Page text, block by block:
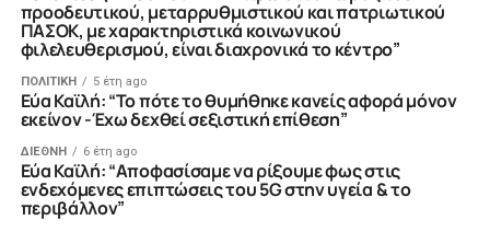
προοδευτικού, μεταρρυθμιστικού και πατριωτικού
ΠΑΣΟΚ, με χαρακτηριστικά κοινωνικού
φιλελευθερισμού, είναι διαχρονικά το κέντρο”
ΠΟΛΙΤΙΚΗ 5 έτη ago
Eύα Καϊλή: “Το πότε το θυμήθηκε κανείς αφορά μόνον
εκείνον -Έχω δεχθεί σεξιστική επίθεση”
ΔΙΕΘΝΗ 6 έτη ago
Εύα Καϊλή: “Αποφασίσαμε να ρίξουμε φως στις
ενδεχόμενες επιπτώσεις του 5G στην υγεία & το
περιβάλλον”